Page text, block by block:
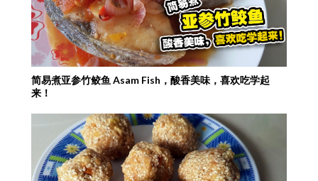
简易煮亚参竹鲛鱼 Asam Fish，酸香美味，喜欢吃学起
来！